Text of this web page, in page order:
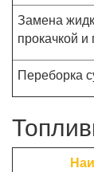
Замена
прокачкой
Переборка